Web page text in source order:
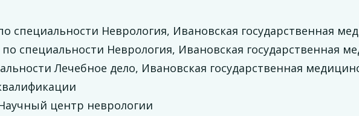
специальности Неврология, Ивановская государственная
специальности Неврология, Ивановская государственная
Лечебное дело, Ивановская государственная
центр неврологии